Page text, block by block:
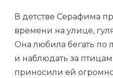
В детстве Серафима
времени на улице,
Она любила бегать по
и наблюдать за
приносили ей